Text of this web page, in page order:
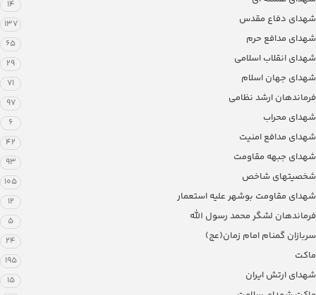
14
شهدای دفاع مقدس 137
شهدای مدافع حرم 65
شهدای انقلاب اسلامی 29
شهدای جهان اسلام 71
فرماندهان ارشد نظامی 97
شهدای محراب 6
شهدای مدافع امنیت 42
شهدای جبهه مقاومت 93
شخصیتهای شاخص 105
شهدای مقاومت بوشهر علیه استعمار 12
فرماندهان لشگر محمد رسول الله 5
سربازان گمنام امام زمان(عج) 24
ماکت 195
شهدای ارتش ایران 15